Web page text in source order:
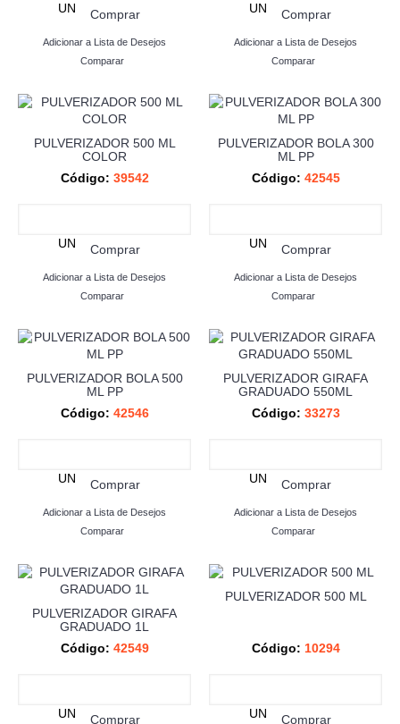
UN Comprar
Adicionar a Lista de Desejos
Comparar
UN Comprar
Adicionar a Lista de Desejos
Comparar
PULVERIZADOR 500 ML
COLOR
Código: 39542
UN Comprar
Adicionar a Lista de Desejos
Comparar
PULVERIZADOR BOLA 300
ML PP
Código: 42545
UN Comprar
Adicionar a Lista de Desejos
Comparar
PULVERIZADOR BOLA 500
ML PP
Código: 42546
UN Comprar
Adicionar a Lista de Desejos
Comparar
PULVERIZADOR GIRAFA
GRADUADO 550ML
Código: 33273
UN Comprar
Adicionar a Lista de Desejos
Comparar
PULVERIZADOR GIRAFA
GRADUADO 1L
Código: 42549
UN Comprar
PULVERIZADOR 500 ML
Código: 10294
UN Comprar